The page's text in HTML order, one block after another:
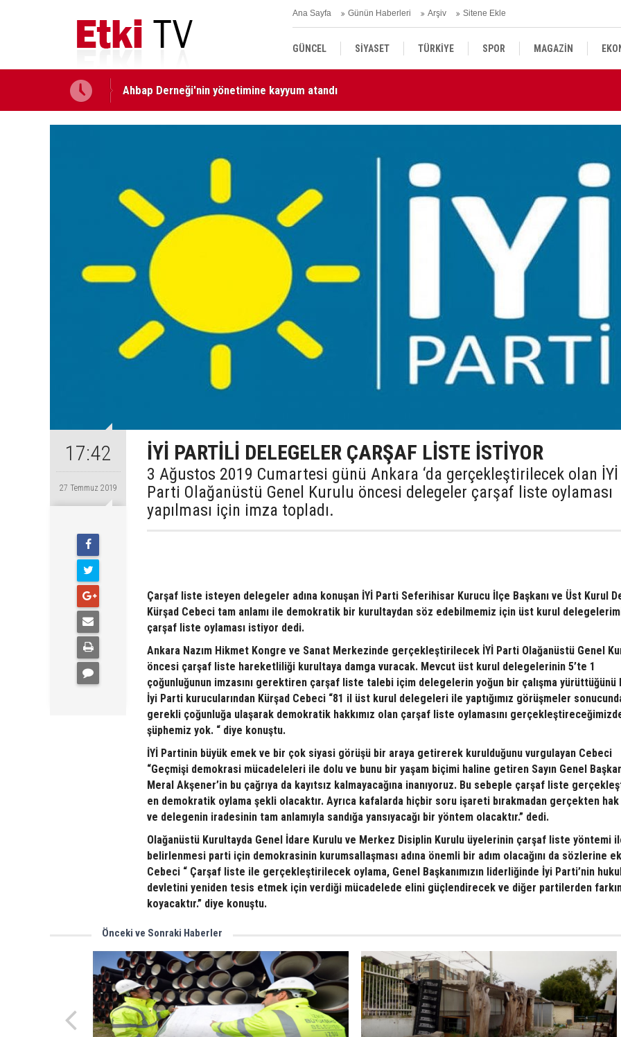
Ana Sayfa Günün Haberleri Arşiv Sitene Ekle
GÜNCEL SİYASET TÜRKİYE SPOR MAGAZİN
KÜLTÜR SANAT
Ahbap Derneği'nin yönetimine kayyum atandı
Türkiye, Suudi Arabistan ve Pakistan'dan Mekke Savunma Anlaşması
17:42
27 Temmuz 2019
İYİ PARTİLİ DELEGELER ÇARŞAF LİSTE İSTİYOR
3 Ağustos 2019 Cumartesi günü Ankara ‘da gerçekleştirilecek olan İYİ
Parti Olağanüstü Genel Kurulu öncesi delegeler çarşaf liste oylaması
yapılması için imza topladı.
Çarşaf liste isteyen delegeler adına konuşan İYİ Parti Seferihisar Kurucu İlçe Başkanı ve Üst Kurul
Kürşad Cebeci tam anlamı ile demokratik bir kurultaydan söz edebilmemiz için üst kurul
çarşaf liste oylaması istiyor dedi.
Ankara Nazım Hikmet Kongre ve Sanat Merkezinde gerçekleştirilecek İYİ Parti Olağanüstü Genel
öncesi çarşaf liste hareketliliği kurultaya damga vuracak. Mevcut üst kurul delegelerinin 5’te 1
çoğunluğunun imzasını gerektiren çarşaf liste talebi içim delegelerin yoğun bir çalışma
İyi Parti kurucularından Kürşad Cebeci “81 il üst kurul delegeleri ile yaptığımız görüşmeler
gerekli çoğunluğa ulaşarak demokratik hakkımız olan çarşaf liste oylamasını
şüphemiz yok. “ diye konuştu.
İYİ Partinin büyük emek ve bir çok siyasi görüşü bir araya getirerek kurulduğunu vurgulayan Cebeci
“Geçmişi demokrasi mücadeleleri ile dolu ve bunu bir yaşam biçimi haline getiren Sayın Genel
Meral Akşener’in bu çağrıya da kayıtsız kalmayacağına inanıyoruz. Bu sebeple çarşaf liste
en demokratik oylama şekli olacaktır. Ayrıca kafalarda hiçbir soru işareti bırakmadan gerçekten
ve delegenin iradesinin tam anlamıyla sandığa yansıyacağı bir yöntem olacaktır.” dedi.
Olağanüstü Kurultayda Genel İdare Kurulu ve Merkez Disiplin Kurulu üyelerinin çarşaf liste yöntemi
belirlenmesi parti için demokrasinin kurumsallaşması adına önemli bir adım olacağını da sözlerine
Cebeci “ Çarşaf liste ile gerçekleştirilecek oylama, Genel Başkanımızın liderliğinde İyi Parti’nin
devletini yeniden tesis etmek için verdiği mücadelede elini güçlendirecek ve diğer partilerden
koyacaktır.” diye konuştu.
Önceki ve Sonraki Haberler